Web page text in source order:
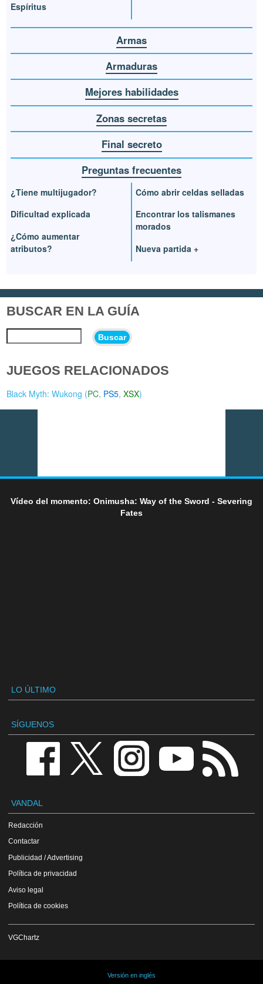
Espíritus
Armas
Armaduras
Mejores habilidades
Zonas secretas
Final secreto
Preguntas frecuentes
¿Tiene multijugador?
Dificultad explicada
¿Cómo aumentar
atributos?
Cómo abrir celdas selladas
Encontrar los talismanes
morados
Nueva partida +
BUSCAR EN LA GUÍA
Buscar
JUEGOS RELACIONADOS
Black Myth: Wukong (PC, PS5,XSX)
Vídeo del momento: Onimusha: Way of the Sword - Severing
Fates
LO ÚLTIMO
SÍGUENOS
VANDAL
Redacción
Contactar
Publicidad / Advertising
Política de privacidad
Aviso legal
Política de cookies
VGChartz
Versión en inglés